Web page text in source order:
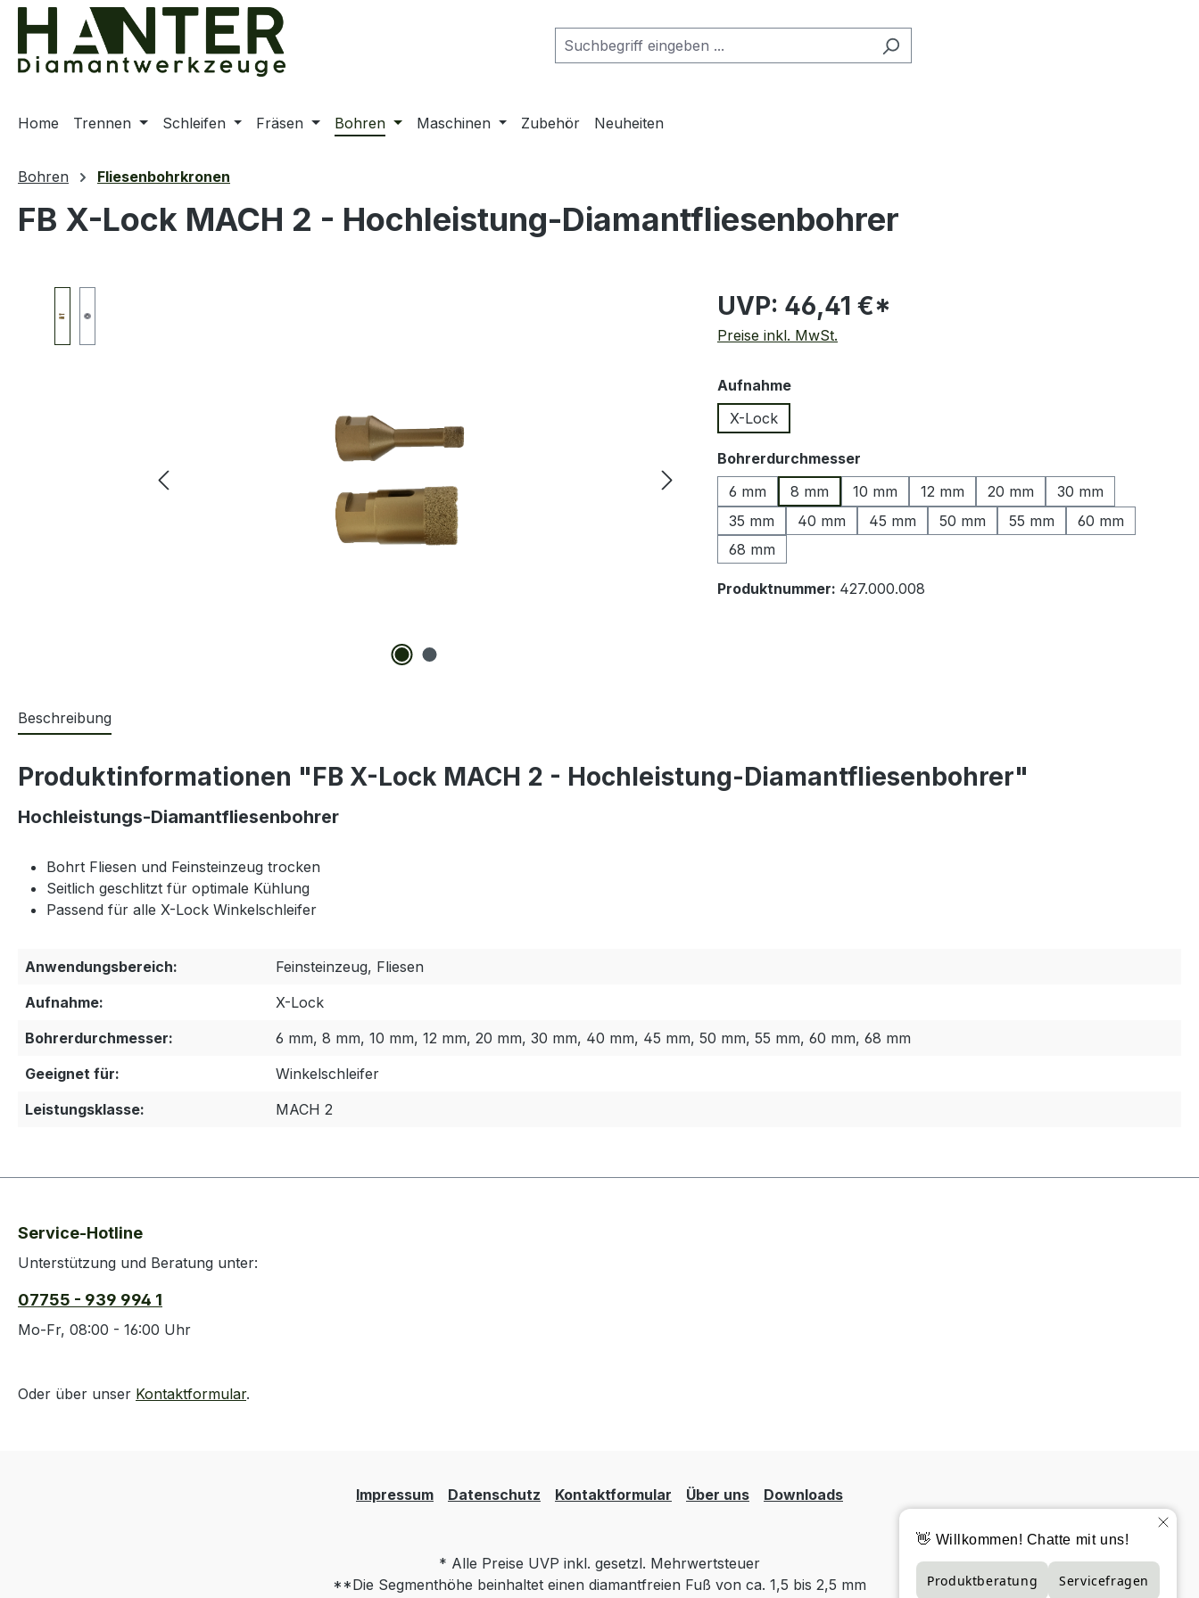
Hauptinhalt springen
Zur Suche springen
Zur Hauptnavigation springen
Home Trennen Schleifen Fräsen Bohren Maschinen Zubehör Neuheiten
Bohren Fliesenbohrkronen
FB X-Lock MACH 2 - Hochleistung-Diamantfliesenbohrer
UVP: 46,41 €*
Preise inkl. MwSt.
Aufnahmeauswählen
X-Lock
Bohrerdurchmesser
6 mm
8 mm 10 mm 12 mm 20 mm
30 mm
35 mm
40 mm 45 mm 50 mm 55 mm
60 mm
68 mm
Produktnummer: 427.000.008
Beschreibung
Produktinformationen "FB X-Lock MACH 2 - Hochleistung-Diamantfliesenbohrer"
Hochleistungs-Diamantfliesenbohrer
Bohrt Fliesen und Feinsteinzeug trocken
Seitlich geschlitzt für optimale Kühlung
Passend für alle X-Lock Winkelschleifer
Anwendungsbereich:
Feinsteinzeug, Fliesen
Aufnahme:
X-Lock
Bohrerdurchmesser:
6 mm, 8 mm, 10 mm, 12 mm, 20 mm, 30 mm, 40 mm, 45 mm, 50 mm, 55 mm, 60 mm, 68 mm
Geeignet für:
Winkelschleifer
Leistungsklasse:
MACH 2
Service-Hotline
Unterstützung und Beratung unter:
07755 - 939 994 1
Mo-Fr, 08:00 - 16:00 Uhr
Oder über unser Kontaktformular.
Impressum Datenschutz Kontaktformular Über uns Downloads
* Alle Preise UVP inkl. gesetzl. Mehrwertsteuer
**Die Segmenthöhe beinhaltet einen diamantfreien Fuß von ca. 1,5 bis 2,5 mm